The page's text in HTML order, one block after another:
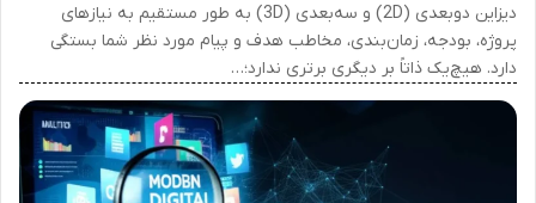
دیزاین دوبعدی (2D) و سه‌بعدی (3D) به طور مستقیم به نیازهای
پروژه، بودجه، زمان‌بندی، مخاطب هدف و پیام مورد نظر شما بستگی
دارد. هیچ‌یک ذاتاً بر دیگری برتری ندارد؛…